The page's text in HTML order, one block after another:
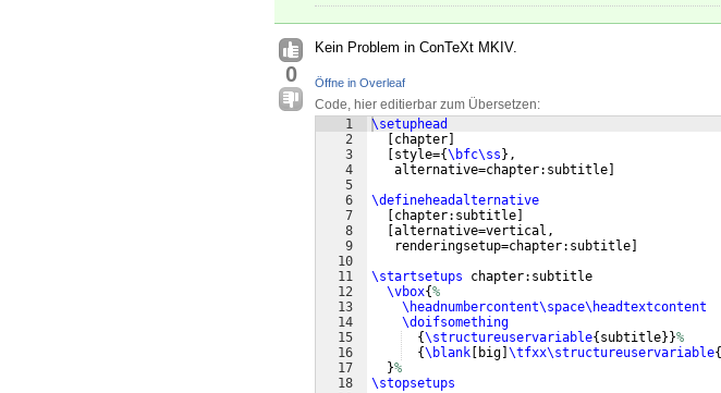
0
Kein Problem in ConTeXt MKIV.
Öffne in Overleaf
Code, hier editierbar zum Übersetzen:
1
2
3
4
5
6
7
8
9
10
11
12
13
14
15
16
17
18
\setuphead
chapter
style={\bfc\ss } ,
   alternative=chapter:subtitle
\defineheadalternative
chapter:subtitle
alternative=vertical,
   renderingsetup=chapter:subtitle
\startsetups chapter:subtitle
\vbox{%
\headnumbercontent\space\headtextcontent
\doifsomething
{\structureuservariable{ subtitle}}%
{\blank big \tfxx\structureuservariable{
}%
\stopsetups